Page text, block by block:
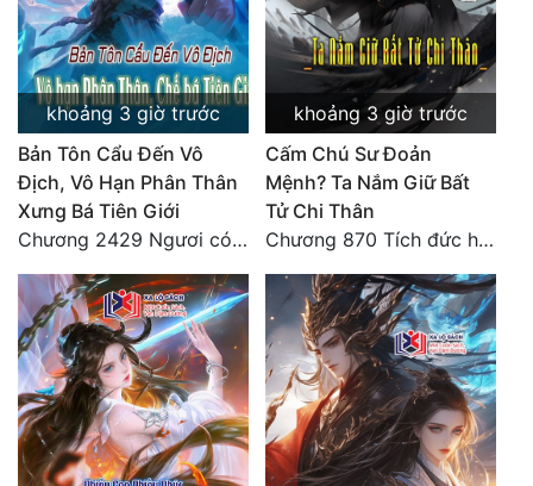
Sảng Văn
Sắc
Sủng
Thanh Xuân
Tiên Hiệp
Tiểu Thuyết
Trinh Thám
Triều Đấu
Trùng Sinh
Trọng Sinh
khoảng 3 giờ trước
Bản Tôn Cẩu Đến Vô
Địch, Vô Hạn Phân Thân
Xưng Bá Tiên Giới
Chương 2429 Ngươi có tuệ nhãn? Ta có...
khoảng 3 giờ trước
Cấm Chú Sư Đoản
Mệnh? Ta Nắm Giữ Bất
Tử Chi Thân
Chương 870 Tích đức hành thiện